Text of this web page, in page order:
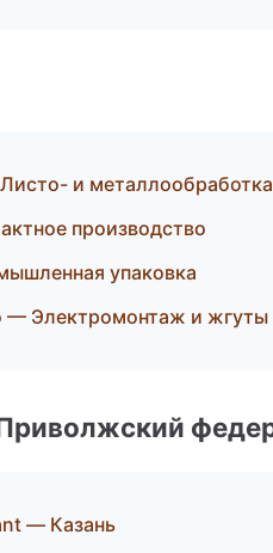
и металлообработка
производство
упаковка
— Электромонтаж и жгуты
— Казань